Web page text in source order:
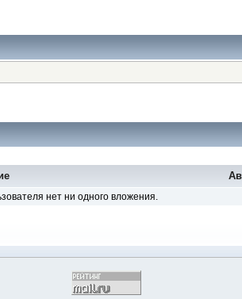
нет ни одного вложения.